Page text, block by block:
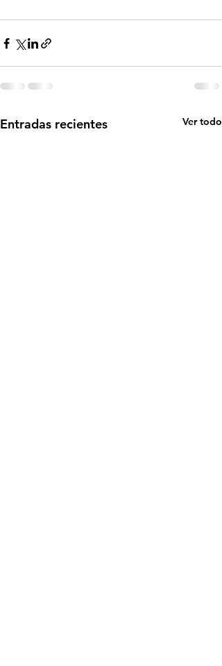
Entradas recientes Ver todo